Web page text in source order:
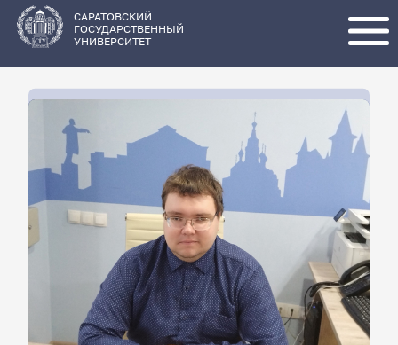
основному
содержанию
САРАТОВСКИЙ
ГОСУДАРСТВЕННЫЙ
УНИВЕРСИТЕТ